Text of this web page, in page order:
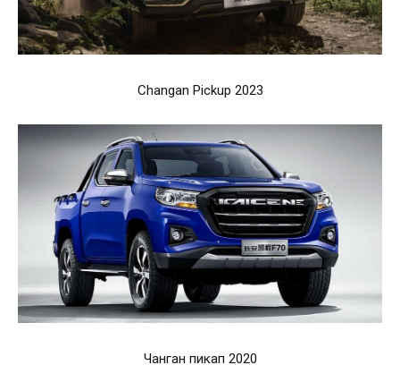
Changan Pickup 2023
Чанган пикап 2020